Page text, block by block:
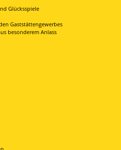
Glücksspiele
Gaststättengewerbes
besonderem Anlass